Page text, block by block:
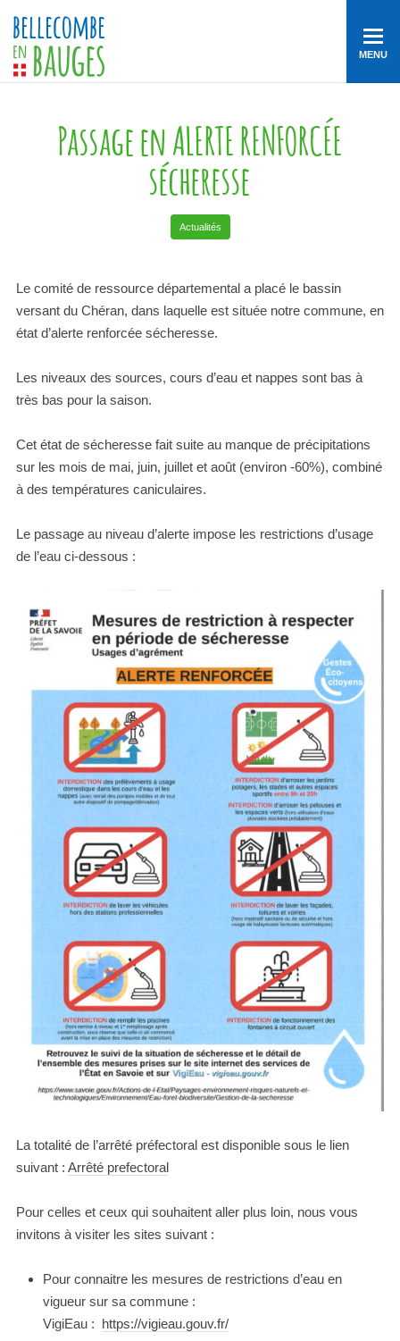
MENU
Passage en ALERTE RENFORCÉE
sécheresse
Actualités
Le comité de ressource départemental a placé le bassin
versant du Chéran, dans laquelle est située notre commune, en
état d’alerte renforcée sécheresse.
Les niveaux des sources, cours d’eau et nappes sont bas à
très bas pour la saison.
Cet état de sécheresse fait suite au manque de précipitations
sur les mois de mai, juin, juillet et août (environ -60%), combiné
à des températures caniculaires.
Le passage au niveau d’alerte impose les restrictions d’usage
de l’eau ci-dessous :
La totalité de l’arrêté préfectoral est disponible sous le lien
suivant : Arrêté prefectoral
Pour celles et ceux qui souhaitent aller plus loin, nous vous
invitons à visiter les sites suivant :
Pour connaitre les mesures de restrictions d’eau en
vigueur sur sa commune :
VigiEau : https://vigieau.gouv.fr/